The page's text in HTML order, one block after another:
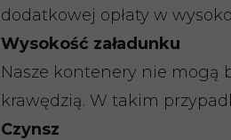
dodatkowej opłaty w
Wysokość załadunku
Nasze kontenery nie mogą
krawędzią. W takim
Czynsz